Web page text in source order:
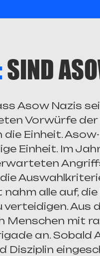
SIND
Asow Nazis
Vorwürfe der
Einheit.
Einheit. Im
nahm alle auf,
Aus
Menschen mit
an. Sobald
Disziplin